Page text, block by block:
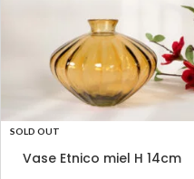
SOLD OUT
Vase Etnico miel H 14cm